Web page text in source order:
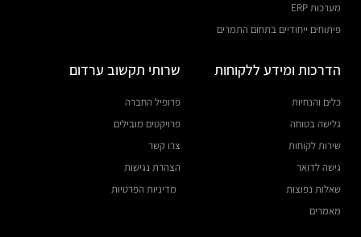
מערכות ERP
פיתוחים ייחודיים בתחום התמרים
הדרכות ומידע ללקוחות
כלים והנחיות
גלישה בטוחה
שירות לקוחות
גישה לדואר
שאלות נפוצות
מאמרים
שרותי תקשוב ערדום
פרופיל החברה
פרויקטים מובילים
צרו קשר
הצהרת נגישות
מדיניות הפרטיות